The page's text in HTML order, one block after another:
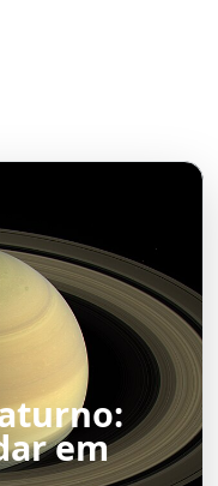
em